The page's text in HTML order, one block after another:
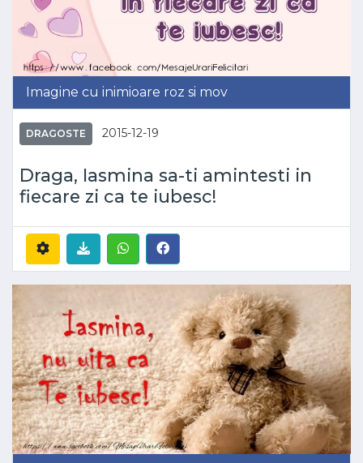
Imagine cu inimioare roz si mov
DRAGOSTE 2015-12-19
Draga, Iasmina sa-ti amintesti in
fiecare zi ca te iubesc!